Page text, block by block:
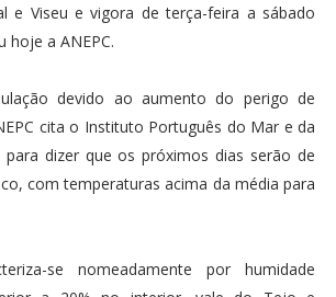
e Viseu e vigora de terça-feira a sábado
a ANEPC.
devido ao aumento do perigo de
cita o Instituto Português do Mar e da
para dizer que os próximos dias serão de
com temperaturas acima da média para
se nomeadamente por humidade